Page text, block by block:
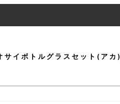
サイボトルグラスセット(アカ)